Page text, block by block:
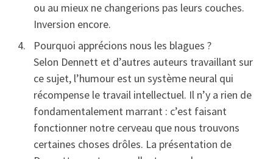
ou au mieux ne changerions pas leurs couches.
Inversion encore.
Pourquoi apprécions nous les blagues ?
Selon Dennett et d’autres auteurs travaillant sur
ce sujet, l’humour est un système neural qui
récompense le travail intellectuel. Il n’y a rien de
fondamentalement marrant : c’est faisant
fonctionner notre cerveau que nous trouvons
certaines choses drôles. La présentation de